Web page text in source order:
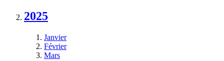
2025
Janvier
Février
Mars